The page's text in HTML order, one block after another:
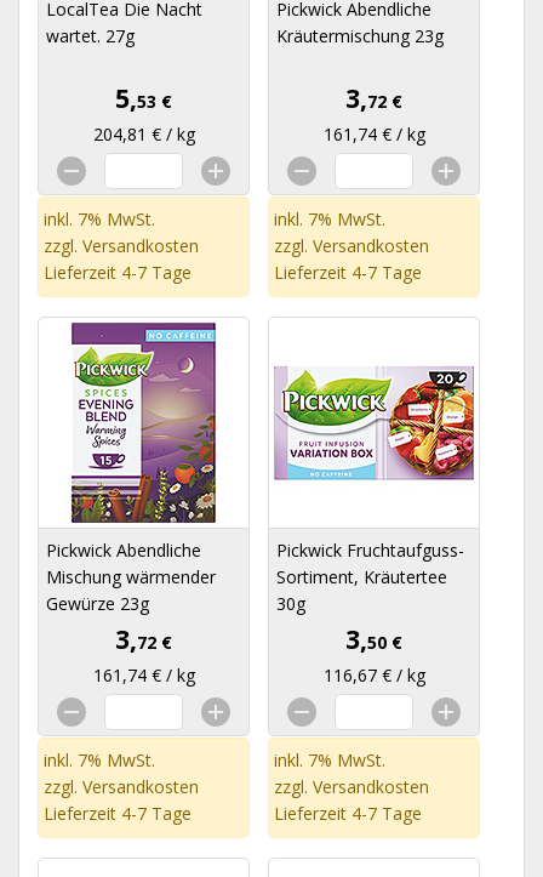
LocalTea Die Nacht
wartet. 27g
5,53 €
204,81 € / kg
inkl. 7% MwSt.
zzgl. Versandkosten
Lieferzeit 4-7 Tage
Pickwick Abendliche
Kräutermischung 23g
3,72 €
161,74 € / kg
inkl. 7% MwSt.
zzgl. Versandkosten
Lieferzeit 4-7 Tage
Pickwick Abendliche
Mischung wärmender
Gewürze 23g
3,72 €
161,74 € / kg
inkl. 7% MwSt.
zzgl. Versandkosten
Lieferzeit 4-7 Tage
Pickwick Fruchtaufguss-
Sortiment, Kräutertee
30g
3,50 €
116,67 € / kg
inkl. 7% MwSt.
zzgl. Versandkosten
Lieferzeit 4-7 Tage